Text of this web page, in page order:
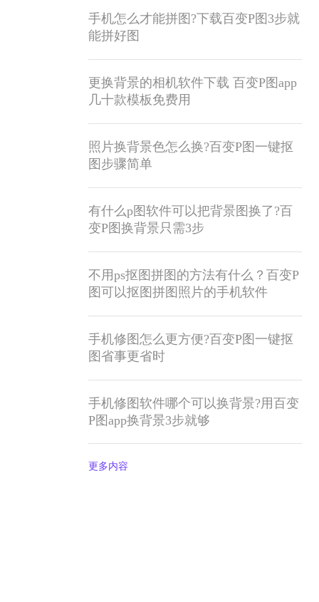
手机怎么才能拼图?下载百变P图3步就
能拼好图
更换背景的相机软件下载 百变P图app
几十款模板免费用
照片换背景色怎么换?百变P图一键抠
图步骤简单
有什么p图软件可以把背景图换了?百
变P图换背景只需3步
不用ps抠图拼图的方法有什么？百变P
图可以抠图拼图照片的手机软件
手机修图怎么更方便?百变P图一键抠
图省事更省时
手机修图软件哪个可以换背景?用百变
P图app换背景3步就够
更多内容